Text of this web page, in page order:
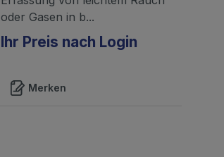
oder Gasen in b...
Ihr Preis nach Login
Merken